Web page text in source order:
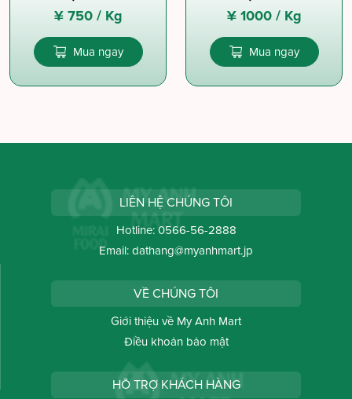
¥ 750 / Kg
Mua ngay
¥ 1000 / Kg
Mua ngay
LIÊN HỆ CHÚNG TÔI
Hotline: 0566-56-2888
Email: dathang@myanhmart.jp
VỀ CHÚNG TÔI
Giới thiệu về My Anh Mart
Điều khoản bảo mật
HỖ TRỢ KHÁCH HÀNG